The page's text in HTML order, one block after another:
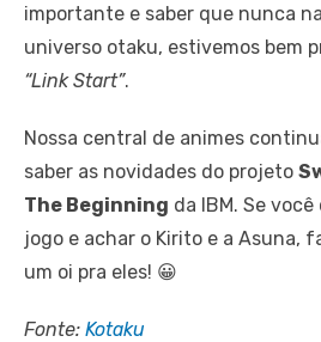
importante e saber que nunca
universo otaku, estivemos bem
“Link Start”.
Nossa central de animes
saber as novidades do projeto
The Beginning da IBM. Se
jogo e achar o Kirito e a Asuna,
um oi pra eles! 😀
Fonte: Kotaku